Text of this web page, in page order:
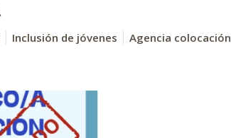
Inclusión de jóvenes Agencia colocación